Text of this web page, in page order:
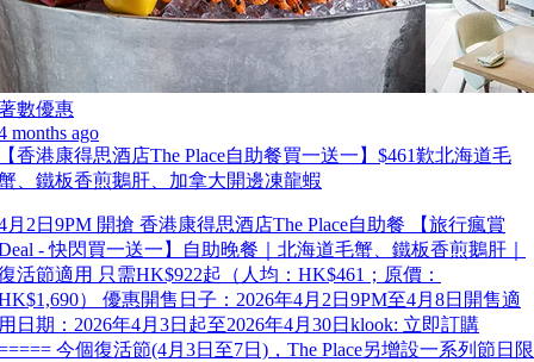
數優惠
months ago
香港康得思酒店The Place自助餐買一送一】$461歎北海道毛
、鐵板香煎鵝肝、加拿大開邊凍龍蝦
月2日9PM 開搶 香港康得思酒店The Place自助餐 【旅行瘋賞
- 快閃買一送一】自助晚餐｜北海道毛蟹、鐵板香煎鵝肝｜
活節適用 只需HK$922起（人均：HK$461；原價：
） 優惠開售日子：2026年4月2日9PM至4月8日開售適
日期：2026年4月3日起至2026年4月30日klook: 立即訂購
今個復活節(4月3日至7日)，The Place另增設一系列節日限